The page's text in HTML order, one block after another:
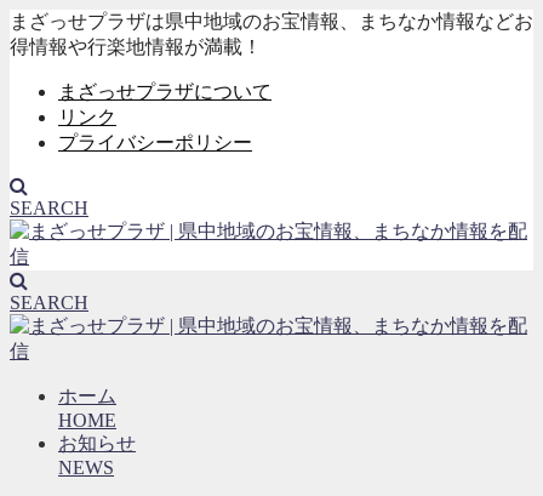
まざっせプラザは県中地域のお宝情報、まちなか情報などお
得情報や行楽地情報が満載！
まざっせプラザについて
リンク
プライバシーポリシー
SEARCH
SEARCH
ホーム
HOME
お知らせ
NEWS